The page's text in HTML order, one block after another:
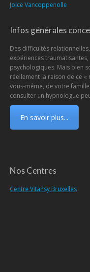
Joice Vancoppenolle
Infos générales
Des difficultés
expériences
psychologiques. Mais bien
réellement la raison de ce
vous-même, de votre
consulter un hypnologue
En savoir plus...
Nos Centres
Centre VitaPsy Bruxelles